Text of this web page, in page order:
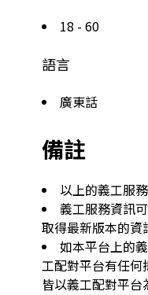
18 - 60
語言
廣東話
備註
以上的義工服
義工服務資訊
取得最新版本的資
如本平台上的
工配對平台有任何
皆以義工配對平台